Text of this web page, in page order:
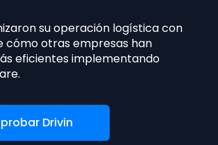
su operación logística con
cómo otras empresas han
eficientes implementando
Drivin